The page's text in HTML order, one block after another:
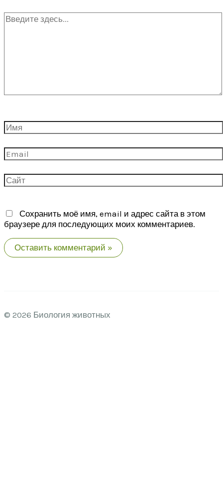
Введите
Имя
Email
Сайт
Сохранить моё имя, email и адрес сайта в этом
браузере для последующих моих комментариев.
© 2026 Биология животных